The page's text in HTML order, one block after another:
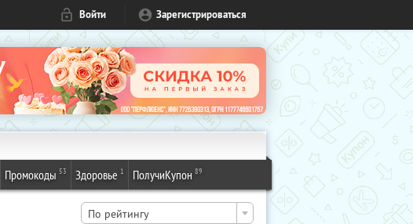
Войти Зарегистрироваться
Промокоды 53 Здоровье 1 ПолучиКупон 89
По рейтингу